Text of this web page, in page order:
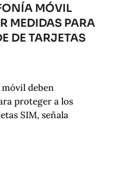
MÓVIL
MEDIDAS PARA
DE TARJETAS
deben
proteger a los
SIM, señala